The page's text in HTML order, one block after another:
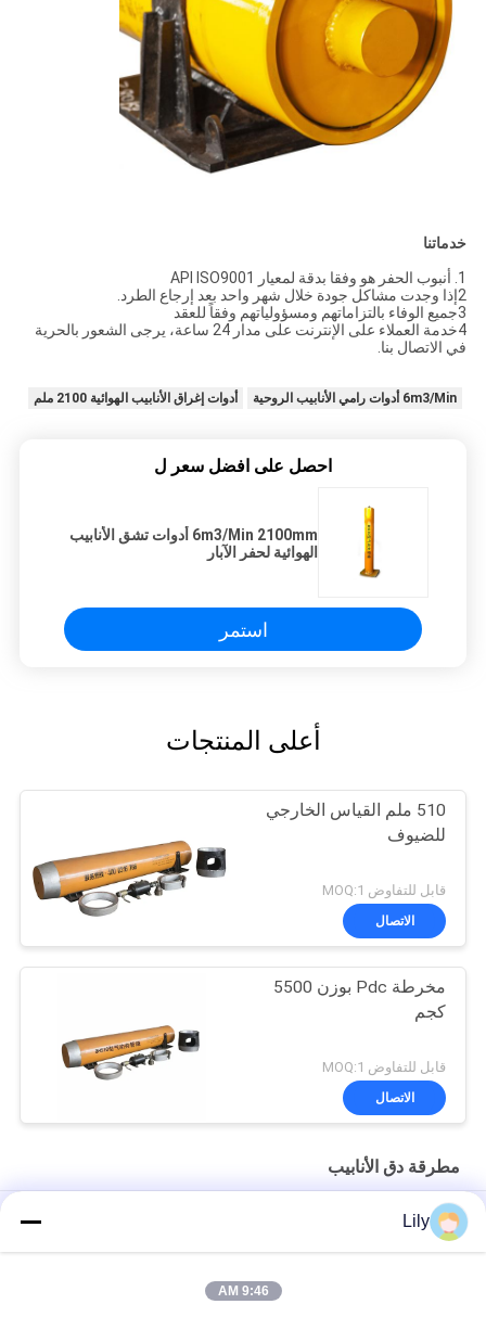
خدماتنا
1. أنبوب الحفر هو وفقا بدقة لمعيار API ISO9001
2إذا وجدت مشاكل جودة خلال شهر واحد بعد إرجاع الطرد.
3جميع الوفاء بالتزاماتهم ومسؤولياتهم وفقاً للعقد
4خدمة العملاء على الإنترنت على مدار 24 ساعة، يرجى الشعور بالحرية
في الاتصال بنا.
6m3/Min أدوات رامي الأنابيب الروحية أدوات إغراق الأنابيب الهوائية 2100 ملم
احصل على افضل سعر ل
6m3/Min 2100mm أدوات تشق الأنابيب
الهوائية لحفر الآبار
استمر
أعلى المنتجات
510 ملم القياس الخارجي
للضيوف
قابل للتفاوض MOQ:1
الاتصال
مخرطة Pdc بوزن 5500
كجم
قابل للتفاوض MOQ:1
الاتصال
مطرقة دق الأنابيب
صدم الغلاف
Lily
9:46 AM